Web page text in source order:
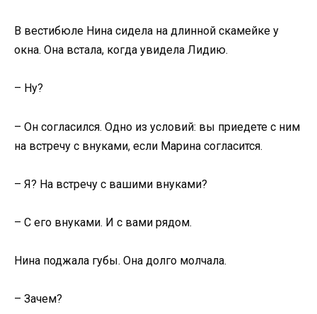
В вестибюле Нина сидела на длинной скамейке у
окна. Она встала, когда увидела Лидию.
– Ну?
– Он согласился. Одно из условий: вы приедете с ним
на встречу с внуками, если Марина согласится.
– Я? На встречу с вашими внуками?
– С его внуками. И с вами рядом.
Нина поджала губы. Она долго молчала.
– Зачем?